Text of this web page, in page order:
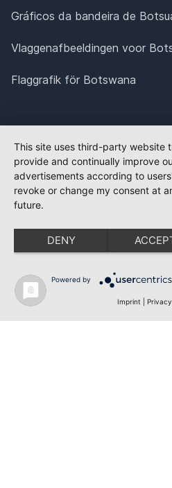
Gráficos da bandeira de
Vlaggenafbeeldingen voor
Flaggrafik för Botswana
This site uses third-party website
provide and continually improve
advertisements according to
revoke or change my consent at
future.
DENY
Powered by
Imprint